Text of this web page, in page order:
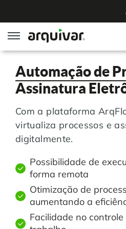
ArqSign
Soluções
Digitalização
Software para BPM
RH Digital
Agronegócio
Institucional
Sobre Nós
Automação de
Assinatura
Com a plataforma
virtualiza processos e
digitalmente.
Possibilidade de
forma remota
Otimização de
aumentando a
Facilidade no